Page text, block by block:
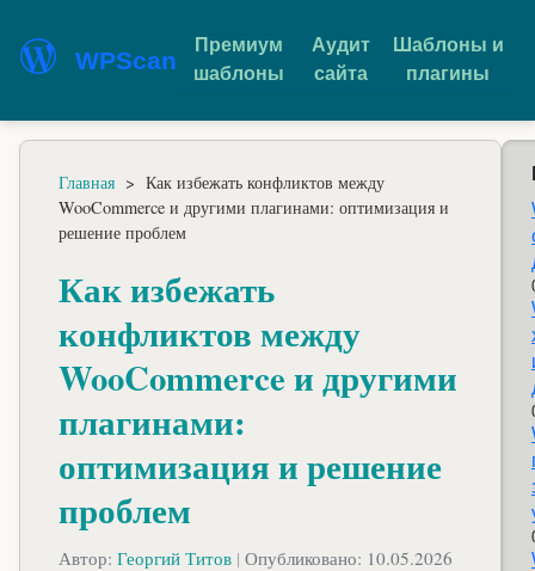
WPScan
Премиум
шаблоны
Аудит
сайта
Шаблоны и
плагины
Главная > Как избежать конфликтов между
WooCommerce и другими плагинами: оптимизация и
решение проблем
Как избежать
конфликтов между
WooCommerce и другими
плагинами:
оптимизация и решение
проблем
Автор: Георгий Титов | Опубликовано: 10.05.2026